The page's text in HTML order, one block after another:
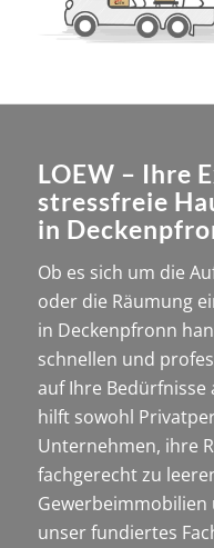
LOEW – Ihre
stressfreie
in
Ob es sich um die
oder die Räumung
in Deckenpfronn
schnellen und
auf Ihre Bedürfnisse
hilft sowohl
Unternehmen, ihre
fachgerecht zu
unser fundiertes